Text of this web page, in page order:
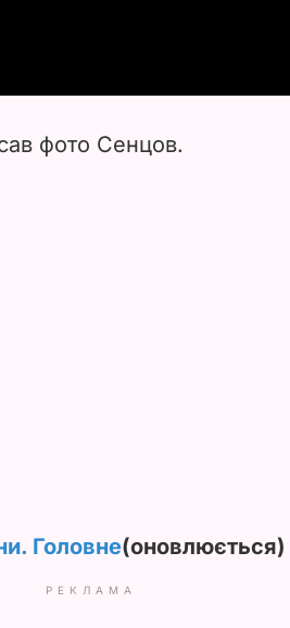
фото Сенцов.
Головне(оновлюється)
РЕКЛАМА